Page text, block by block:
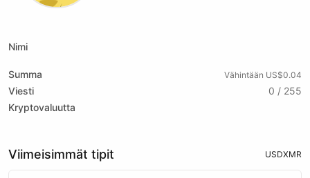
Nimi
Summa Vähintään US$0.04
Viesti
0 / 255
Kryptovaluutta
Viimeisimmät tipit USDXMR